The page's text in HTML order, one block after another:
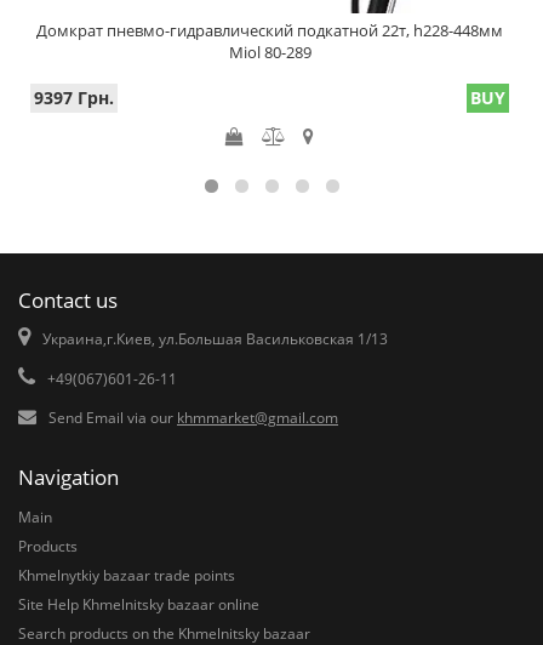
Домкрат пневмо-гидравлический подкатной 22т, h228-448мм
Miol 80-289
9397 Грн. BUY
Contact us
Украина,г.Киев, ул.Большая Васильковская 1/13
+49(067)601-26-11
Send Email via our khmmarket@gmail.com
Navigation
Main
Products
Khmelnytkiy bazaar trade points
Site Help Khmelnitsky bazaar online
Search products on the Khmelnitsky bazaar